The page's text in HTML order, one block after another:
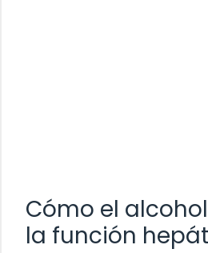
Cómo el
la función